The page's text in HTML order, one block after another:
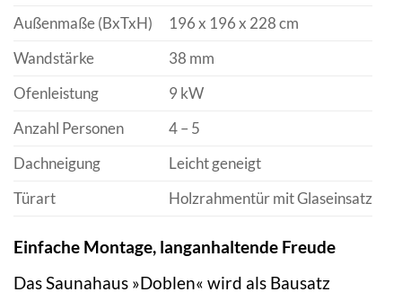
Außenmaße (BxTxH)
196 x 196 x 228 cm
Wandstärke
38 mm
Ofenleistung
9 kW
Anzahl Personen
4 – 5
Dachneigung
Leicht geneigt
Türart
Holzrahmentür mit Glaseinsatz
Einfache Montage, langanhaltende Freude
Das Saunahaus »Doblen« wird als Bausatz